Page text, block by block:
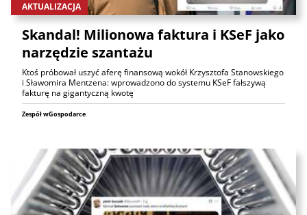
AKTUALIZACJA
Skandal! Milionowa faktura i KSeF jako
narzędzie szantażu
Ktoś próbował uszyć aferę finansową wokół Krzysztofa Stanowskiego
i Sławomira Mentzena: wprowadzono do systemu KSeF fałszywą
fakturę na gigantyczną kwotę
Zespół wGospodarce